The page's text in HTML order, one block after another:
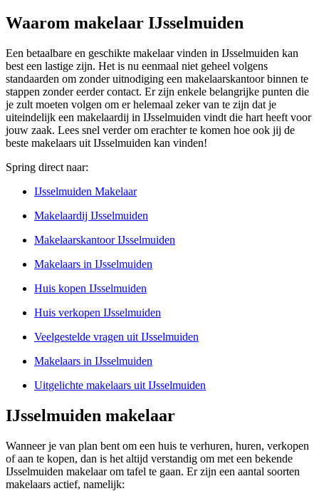
Waarom makelaar IJsselmuiden
Een betaalbare en geschikte makelaar vinden in IJsselmuiden kan
best een lastige zijn. Het is nu eenmaal niet geheel volgens
standaarden om zonder uitnodiging een makelaarskantoor binnen te
stappen zonder eerder contact. Er zijn enkele belangrijke punten die
je zult moeten volgen om er helemaal zeker van te zijn dat je
uiteindelijk een makelaardij in IJsselmuiden vindt die hart heeft voor
jouw zaak. Lees snel verder om erachter te komen hoe ook jij de
beste makelaars uit IJsselmuiden kan vinden!
Spring direct naar:
IJsselmuiden Makelaar
Makelaardij IJsselmuiden
Makelaarskantoor IJsselmuiden
Makelaars in IJsselmuiden
Huis kopen IJsselmuiden
Huis verkopen IJsselmuiden
Veelgestelde vragen uit IJsselmuiden
Makelaars in IJsselmuiden
Uitgelichte makelaars uit IJsselmuiden
IJsselmuiden makelaar
Wanneer je van plan bent om een huis te verhuren, huren, verkopen
of aan te kopen, dan is het altijd verstandig om met een bekende
IJsselmuiden makelaar om tafel te gaan. Er zijn een aantal soorten
makelaars actief, namelijk: